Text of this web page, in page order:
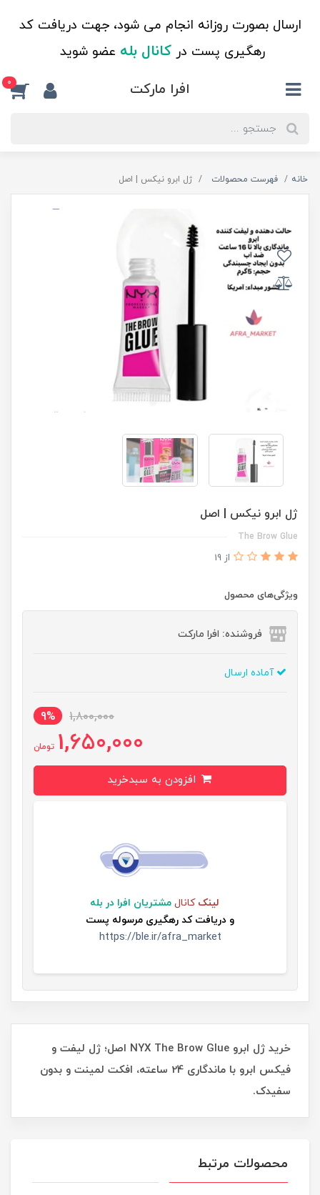
ارسال بصورت روزانه انجام می شود، جهت دریافت کد
رهگیری پست درکانال بله عضو شوید
افرا مارکت 0
خانه فهرست محصولات ژل ابرو نیکس ‌‌| اصل
ژل ابرو نیکس ‌‌| اصل
The Brow Glue
از 19
ویژگی‌های محصول
فروشنده: افرا مارکت
آماده ارسال
1,800,000
9%
1,650,000 تومان
لینک کانال مشتریان افرا در بله
و دریافت کد رهگیری مرسوله پست
https://ble.ir/afra_market
خرید ژل ابرو NYX The Brow Glue اصل؛ ژل لیفت و
فیکس ابرو با ماندگاری 24 ساعته، افکت لمینت و بدون
سفیدک.
محصولات مرتبط